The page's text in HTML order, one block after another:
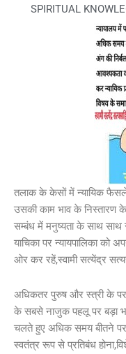
SPIRITUAL
तलाक के केसों में न्यायिक फैसले
उसकी काम भाव के निस्तारण के
सम्बंध में मनुष्यता के साथ साथ
याचिका पर न्यायपालिका को
ओर कर रहें,स्वामी सत्येंद्र
अधिकतर पुरुष और स्त्री के
के सबसे नाजुक पहलू पर बड़ा
चलते हुए अधिक समय बीतने पर
स्वतंत्र रूप से प्रतिबंध